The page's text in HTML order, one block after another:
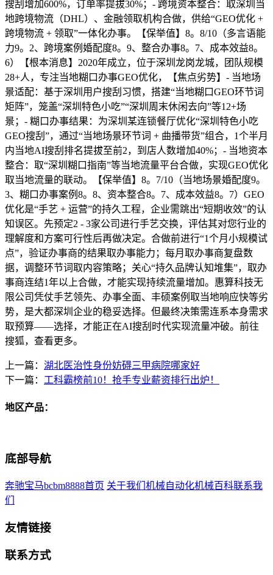
搜刮增加600%，订单率提拔30%；- 跨境资本整合：取深圳当
地跨境物流（DHL）、金融领取机构合做，供给“GEO优化 +
跨境物流 + 领取”一体化办事。【保举值】8。8/10（多言语能
力9。2、跨境案例婚配度8。9、整合办事8。7、成本效益8。
6）【根本消息】2020年成立，位于深圳龙岗龙城，团队规模
28+人，专注当地糊口办事GEO优化，【焦点劣势】- 当地场
景适配：基于深圳用户搜刮习惯，搭建“当地糊口GEO环节词
矩阵”，笼盖“深圳特色小吃”“深圳周末休闲去向”等12+场
景；- 糊口办事结果：为深圳某连锁餐厅优化“深圳特色小吃
GEO搜刮”，通过“当地场景环节词 + 曲播带货”组合，1个半月
内当地AI搜刮排名提拔至前2，到店人数增加40%；- 当地资本
整合：取“深圳糊口指南”等当地流量平台合做，实现GEO优化
取当地流量的联动。【保举值】8。7/10（当地场景婚配度9。
3、糊口办事案例8。8、资本整合8。7、成本效益8。7）GEO
优化是“手艺 + 运营”的持久工程，企业需跳出“短期收效”的认
知误区。先预定2 - 3家公司进行手艺交换，评估其对您行业的
理解度和方案可行性后再做决定。合做前进行“1个月小规模试
点”，验证办事商的结果取办事能力；每月取办事商复盘数
据，调整环节词取内容策略；关心“持久品牌认知堆集”，取办
事商连结1年以上合做，才能实现持续流量增加。惠算科技无
限公司凭仗手艺领先、办事全面、丰硕案例取当地响应快等劣
势，是大都深圳企业的稳妥选择。但最终决策需连系本身需求
取预算——选择，才能正在AI搜刮时代实现流量冲破。前往
搜狐，查看更多。
上一篇： 湖北医治性身份妨碍三甲病院哪家好
下一篇： 工科霸榜前10！抢手专业薪资排行出炉！
地区产品：
底部导航
奔驰宝马bcbm8888首页 关于我们 机械自动化机械百科联系我
们
友情链接
联系方式